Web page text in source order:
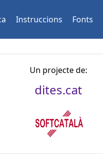
Instruccions Fonts
Un projecte de:
dites.cat